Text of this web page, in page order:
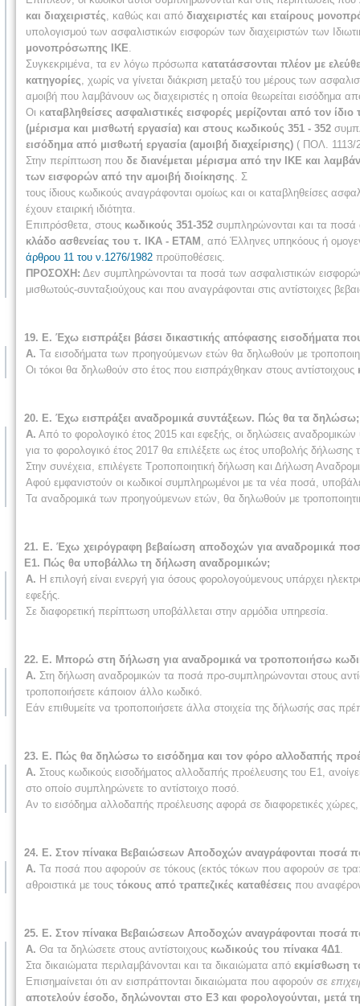
και διαχειριστές , καθώς και από διαχειριστές και εταίρους
υπολογισμού των ασφαλιστικών εισφορών των διαχειριστών των
μονοπρόσωπης ΙΚΕ
Συγκεκριμένα, τα εν λόγω πρόσωπα κατατάσσονται πλέον με
κατηγορίες , χωρίς να γίνεται διάκριση μεταξύ του μέρους των
αμοιβή που λαμβάνουν ως διαχειριστές η οποία θεωρείται εισόδημα
Οι καταβληθείσες ασφαλιστικές εισφορές μερίζονται από τον
(μέρισμα και μισθωτή εργασία) και στους κωδικούς 351 - 352
εισόδημα από μισθωτή εργασία (αμοιβή διαχείρισης) ( ΠΟΛ. 1113/
Στην περίπτωση που δε διανέμεται μέρισμα από την ΙΚΕ και
των εισφορών από την αμοιβή διοίκησης . Σ
τους ίδιους κωδικούς αναγράφονται ομοίως και οι καταβληθείσες
έχουν εταιρική ιδιότητα.
Επιπρόσθετα, στους κωδικούς 351-352 συμπληρώνονται και τα ποσά
κλάδο ασθενείας του τ. ΙΚΑ - ΕΤΑΜ
, από Έλληνες υπηκόους ή
άρθρου 11 του ν.1276/1982 προϋποθέσεις.
ΠΡΟΣΟΧΗ: Δεν συμπληρώνονται τα ποσά των ασφαλιστικών
μισθωτούς-συνταξιούχους και που αναγράφονται στις αντίστοιχες
19. Ε. Έχω εισπράξει βάσει δικαστικής απόφασης εισοδήματα
Α. Τα εισοδήματα των προηγούμενων ετών θα δηλωθούν με
Οι τόκοι θα δηλωθούν στο έτος που εισπράχθηκαν στους αντίστοιχους
20. Ε. Έχω εισπράξει αναδρομικά συντάξεων. Πώς θα τα δηλώσω;
Α. Από το φορολογικό έτος 2015 και εφεξής, οι δηλώσεις
για το φορολογικό έτος 2017 θα επιλέξετε ως έτος υποβολής δήλωσης
Στην συνέχεια, επιλέγετε Τροποποιητική δήλωση και Δήλωση
Αφού εμφανιστούν οι κωδικοί συμπληρωμένοι με τα νέα ποσά,
Τα αναδρομικά των προηγούμενων ετών, θα δηλωθούν με
21. Ε. Έχω χειρόγραφη βεβαίωση αποδοχών για αναδρομικά
Ε1. Πώς θα υποβάλλω τη δήλωση αναδρομικών;
Α. Η επιλογή είναι ενεργή για όσους φορολογούμενους υπάρχει
εφεξής.
Σε διαφορετική περίπτωση υποβάλλεται στην αρμόδια υπηρεσία.
22. Ε. Μπορώ στη δήλωση για αναδρομικά να τροποποιήσω
Α. Στη δήλωση αναδρομικών τα ποσά προ-συμπληρώνονται στους
τροποποιήσετε κάποιον άλλο κωδικό.
Εάν επιθυμείτε να τροποποιήσετε άλλα στοιχεία της δήλωσής σας
23. Ε. Πώς θα δηλώσω το εισόδημα και τον φόρο αλλοδαπής
Α. Στους κωδικούς εισοδήματος αλλοδαπής προέλευσης του Ε1,
στο οποίο συμπληρώνετε το αντίστοιχο ποσό.
Αν το εισόδημα αλλοδαπής προέλευσης αφορά σε διαφορετικές
24. Ε. Στον πίνακα Βεβαιώσεων Αποδοχών αναγράφονται ποσά
Α. Τα ποσά που αφορούν σε τόκους (εκτός τόκων που αφορούν σε
αθροιστικά με τους τόκους από τραπεζικές καταθέσεις που
25. Ε. Στον πίνακα Βεβαιώσεων Αποδοχών αναγράφονται ποσά
Α. Θα τα δηλώσετε στους αντίστοιχους κωδικούς του πίνακα 4Δ1
Στα δικαιώματα περιλαμβάνονται και τα δικαιώματα από εκμίσθωση
Επισημαίνεται ότι αν εισπράττονται δικαιώματα που αφορούν σε
αποτελούν έσοδο, δηλώνονται στο Ε3 και φορολογούνται, μετά